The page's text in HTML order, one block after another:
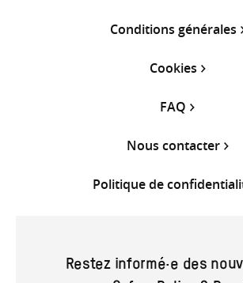
Conditions générales
Cookies
FAQ
Nous contacter
Politique de
Restez informé·e des